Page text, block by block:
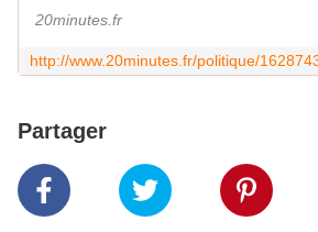
20minutes.fr
Partager